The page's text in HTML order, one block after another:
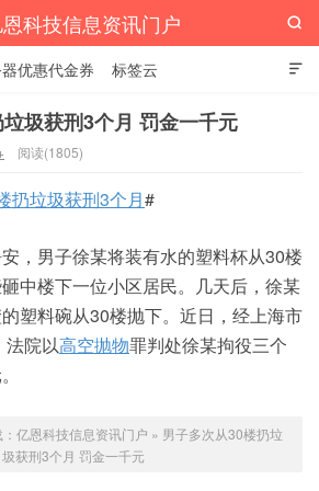

优惠代金券 标签云

圾获刑3个月 罚金一千元
阅读(1805)
扔垃圾获刑3个月#
，男子徐某将装有水的塑料杯从30楼
中楼下一位小区居民。几天后，徐某
塑料碗从30楼抛下。近日，经上海市
法院以高空抛物罪判处徐某拘役三个
亿恩科技信息资讯门户 » 男子多次从30楼扔垃
圾获刑3个月 罚金一千元